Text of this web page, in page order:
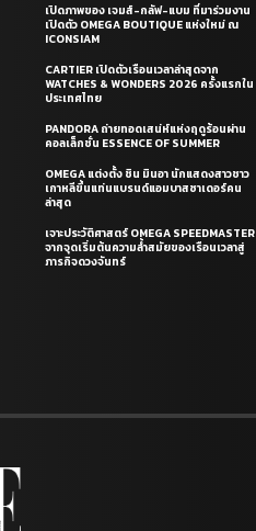
เปิดภาพของ เจมส์-กลัฟ-แบม ที่มาร่วมงาน
เปิดตัว OMEGA BOUTIQUE แห่งใหม่ ณ
ICONSIAM
CARTIER เปิดตัวเรือนเวลาล่าสุดจาก
WATCHES & WONDERS 2026 ครั้งแรกใน
ประเทศไทย
PANDORA ถ่ายทอดเสน่ห์แห่งฤดูร้อนผ่าน
คอลเล็กชั่น ESSENCE OF SUMMER
OMEGA แต่งตั้ง ชิน มินอา นักแสดงสาวชาว
เกาหลีขึ้นแท่นแบรนด์แอมบาสซาเดอร์คน
ล่าสุด
เจาะประวัติศาสตร์ OMEGA SPEEDMASTER
จากจุดเริ่มต้นความล้ำสมัยของเรือนเวลาสู่
ภารกิจดวงจันทร์